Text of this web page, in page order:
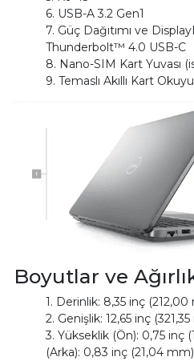
6. USB-A 3.2 Gen1
7. Güç Dağıtımı ve
Thunderbolt™ 4.0 USB-C
8. Nano-SIM Kart Yuvası
9. Temaslı Akıllı Kart
Boyutlar ve
1. Derinlik: 8,35 inç (212,00
2. Genişlik: 12,65 inç
3. Yükseklik (Ön): 0,75 inç
(Arka): 0,83 inç (21,04 mm)